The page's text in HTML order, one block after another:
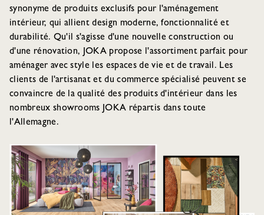
synonyme de produits exclusifs pour l'aménagement
intérieur, qui allient design moderne, fonctionnalité et
durabilité. Qu'il s'agisse d'une nouvelle construction ou
d'une rénovation, JOKA propose l'assortiment parfait pour
aménager avec style les espaces de vie et de travail. Les
clients de l'artisanat et du commerce spécialisé peuvent se
convaincre de la qualité des produits d'intérieur dans les
nombreux showrooms JOKA répartis dans toute
l'Allemagne.